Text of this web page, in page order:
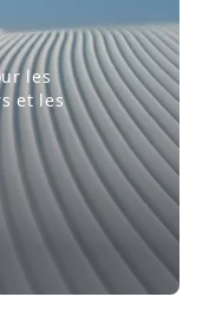
les
et les